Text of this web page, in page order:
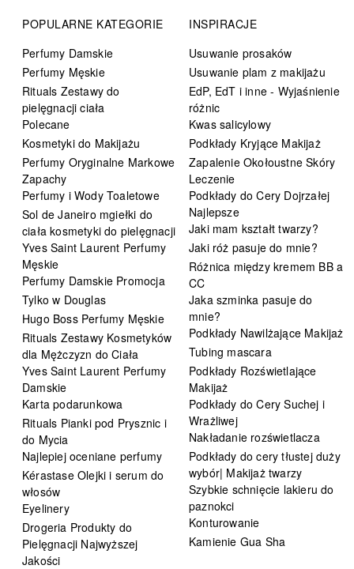
POPULARNE KATEGORIE
Perfumy Damskie
Perfumy Męskie
Rituals Zestawy do
pielęgnacji ciała
Polecane
Kosmetyki do Makijażu
Perfumy Oryginalne Markowe
Zapachy
Perfumy i Wody Toaletowe
Sol de Janeiro mgiełki do
ciała kosmetyki do pielęgnacji
Yves Saint Laurent Perfumy
Męskie
Perfumy Damskie Promocja
Tylko w Douglas
Hugo Boss Perfumy Męskie
Rituals Zestawy Kosmetyków
dla Mężczyzn do Ciała
Yves Saint Laurent Perfumy
Damskie
Karta podarunkowa
Rituals Pianki pod Prysznic i
do Mycia
Najlepiej oceniane perfumy
Kérastase Olejki i serum do
włosów
Eyelinery
Drogeria Produkty do
Pielęgnacji Najwyższej
Jakości
INSPIRACJE
Usuwanie prosaków
Usuwanie plam z makijażu
EdP, EdT i inne - Wyjaśnienie
różnic
Kwas salicylowy
Podkłady Kryjące Makijaż
Zapalenie Okołoustne Skóry
Leczenie
Podkłady do Cery Dojrzałej
Najlepsze
Jaki mam kształt twarzy?
Jaki róż pasuje do mnie?
Różnica między kremem BB a
CC
Jaka szminka pasuje do
mnie?
Podkłady Nawilżające Makijaż
Tubing mascara
Podkłady Rozświetlające
Makijaż
Podkłady do Cery Suchej i
Wrażliwej
Nakładanie rozświetlacza
Podkłady do cery tłustej duży
wybór| Makijaż twarzy
Szybkie schnięcie lakieru do
paznokci
Konturowanie
Kamienie Gua Sha